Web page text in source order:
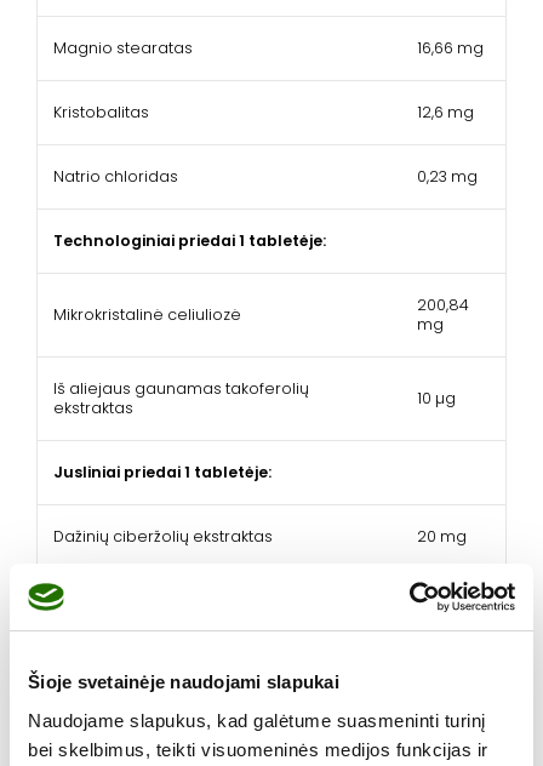
Šioje svetainėje naudojami slapukai
Naudojame slapukus, kad galėtume suasmeninti turinį
bei skelbimus, teikti visuomeninės medijos funkcijas ir
Magnio stearatas 16,66 mg
Kristobalitas 12,6 mg
Natrio chloridas 0,23 mg
Technologiniai priedai 1 tabletėje:
Mikrokristalinė celiuliozė
200,84
mg
Iš aliejaus gaunamas takoferolių
ekstraktas
10 µg
Jusliniai priedai 1 tabletėje:
Dažinių ciberžolių ekstraktas 20 mg
Maistiniai priedai 1 tabletėje:
pavidalo)
Vitaminas E 29,8 mg